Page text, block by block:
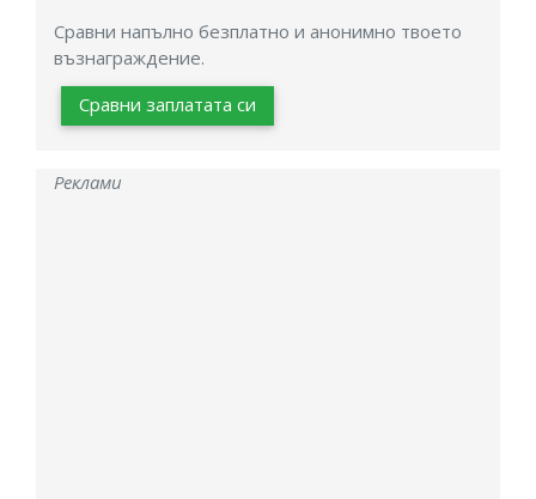
Сравни напълно безплатно и анонимно твоето
възнаграждение.
Сравни заплатата си
Реклами